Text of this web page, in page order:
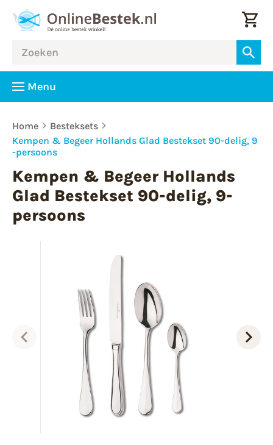
Menu
Home
Besteksets
Kempen & Begeer Hollands Glad Bestekset 90-delig, 9
-persoons
Kempen & Begeer Hollands
Glad Bestekset 90-delig, 9-
persoons